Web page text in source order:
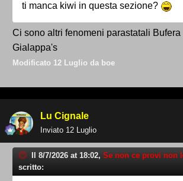
ti manca kiwi in questa sezione?
Ci sono altri fenomeni parastatali
Gialappa's
Modificato 12 Luglio da boe
Lu Cignale
Inviato 12 Luglio
Il 8/7/2026 at 18:02, Se non ce provi non
scritto: